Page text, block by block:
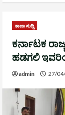
ತಾಜಾ ಸುದ್ದಿ
ಕರ್ನಾಟಕ
ಹಡಗಲಿ
admin 27/